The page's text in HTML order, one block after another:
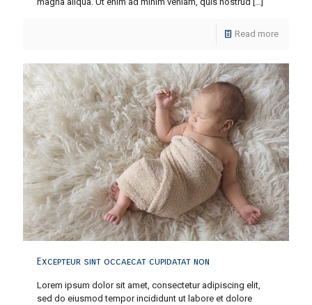
Read more
Excepteur sint occaecat cupidatat non
Lorem ipsum dolor sit amet, consectetur adipiscing elit,
sed do eiusmod tempor incididunt ut labore et dolore